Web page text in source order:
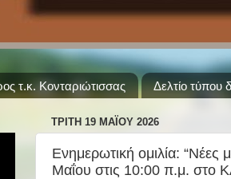
τ.κ. Κονταριώτισσας Δελτίο τύπου
ΤΡΊΤΗ 19 ΜΑΪ́ΟΥ 2026
Ενημερωτική ομιλία:
Μαΐου στις 10:00 π.μ. στο